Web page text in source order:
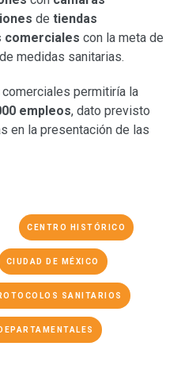
de tiendas
comerciales con la meta de
medidas sanitarias.
permitiría la
empleos, dato previsto
en la presentación de las
CENTRO HISTÓRICO
CIUDAD DE MÉXICO
SANITARIOS